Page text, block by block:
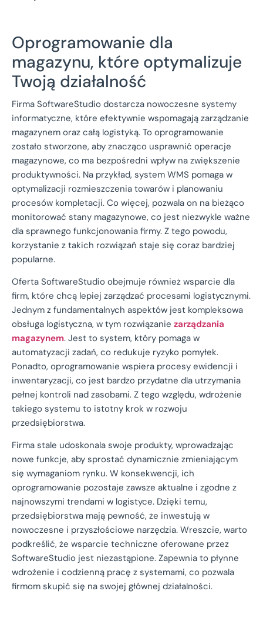
Oprogramowanie dla
magazynu, które optymalizuje
Twoją działalność
Firma SoftwareStudio dostarcza nowoczesne systemy
informatyczne, które efektywnie wspomagają zarządzanie
magazynem oraz całą logistyką. To oprogramowanie
zostało stworzone, aby znacząco usprawnić operacje
magazynowe, co ma bezpośredni wpływ na zwiększenie
produktywności. Na przykład, system WMS pomaga w
optymalizacji rozmieszczenia towarów i planowaniu
procesów kompletacji. Co więcej, pozwala on na bieżąco
monitorować stany magazynowe, co jest niezwykle ważne
dla sprawnego funkcjonowania firmy. Z tego powodu,
korzystanie z takich rozwiązań staje się coraz bardziej
popularne.
Oferta SoftwareStudio obejmuje również wsparcie dla
firm, które chcą lepiej zarządzać procesami logistycznymi.
Jednym z fundamentalnych aspektów jest kompleksowa
obsługa logistyczna, w tym rozwiązanie zarządzania
magazynem. Jest to system, który pomaga w
automatyzacji zadań, co redukuje ryzyko pomyłek.
Ponadto, oprogramowanie wspiera procesy ewidencji i
inwentaryzacji, co jest bardzo przydatne dla utrzymania
pełnej kontroli nad zasobami. Z tego względu, wdrożenie
takiego systemu to istotny krok w rozwoju
przedsiębiorstwa.
Firma stale udoskonala swoje produkty, wprowadzając
nowe funkcje, aby sprostać dynamicznie zmieniającym
się wymaganiom rynku. W konsekwencji, ich
oprogramowanie pozostaje zawsze aktualne i zgodne z
najnowszymi trendami w logistyce. Dzięki temu,
przedsiębiorstwa mają pewność, że inwestują w
nowoczesne i przyszłościowe narzędzia. Wreszcie, warto
podkreślić, że wsparcie techniczne oferowane przez
SoftwareStudio jest niezastąpione. Zapewnia to płynne
wdrożenie i codzienną pracę z systemami, co pozwala
firmom skupić się na swojej głównej działalności.